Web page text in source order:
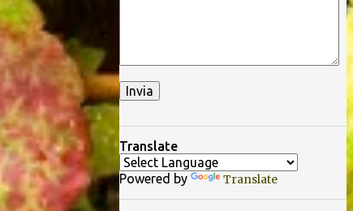
Translate
Powered by Translate